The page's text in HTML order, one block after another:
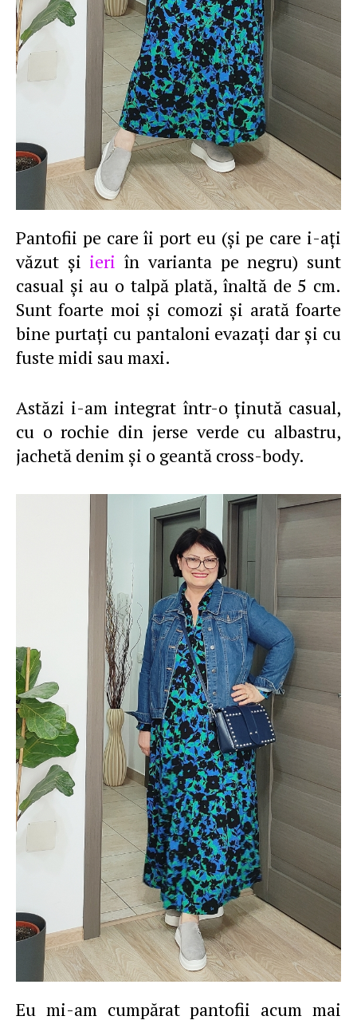
Pantofii pe care îi port eu (şi pe care i-aţi
văzut şi ieri în varianta pe negru) sunt
casual şi au o talpă plată, înaltă de 5 cm.
Sunt foarte moi şi comozi şi arată foarte
bine purtaţi cu pantaloni evazaţi dar şi cu
fuste midi sau maxi.
Astăzi i-am integrat într-o ţinută casual,
cu o rochie din jerse verde cu albastru,
jachetă denim şi o geantă cross-body.
Eu mi-am cumpărat pantofii acum mai